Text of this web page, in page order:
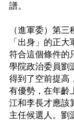
譜。
（進軍委）第
「出身」的正
符合這個條件的
學院政治委員劉
得到了空前提高
有優勢，在年齡
江和李長才應該
主任候選人。劉